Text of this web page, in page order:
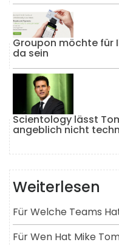
Groupon möchte für
da sein
Scientology lässt
angeblich nicht
Weiterlesen
Für Welche Teams
Für Wen Hat Mike